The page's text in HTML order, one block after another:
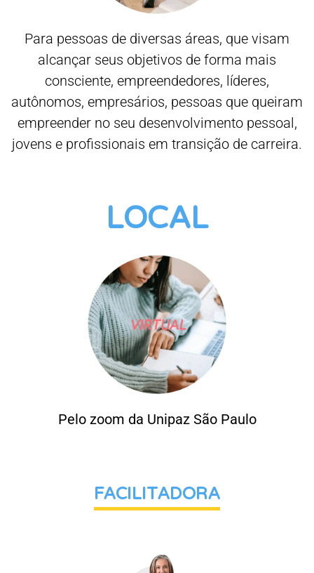
Para pessoas de diversas áreas, que visam
alcançar seus objetivos de forma mais
consciente, empreendedores, líderes,
autônomos, empresários, pessoas que queiram
empreender no seu desenvolvimento pessoal,
jovens e profissionais em transição de carreira.
LOCAL
Pelo zoom da Unipaz São Paulo
FACILITADORA